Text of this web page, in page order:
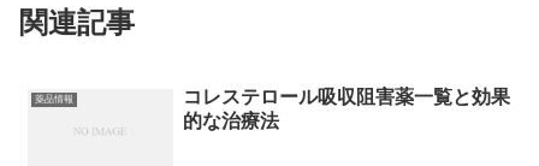
関連記事
薬品情報
コレステロール吸収阻害薬一覧と効果
的な治療法